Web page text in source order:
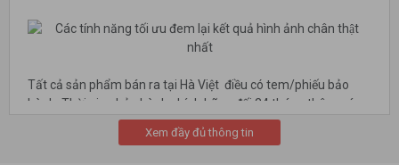
Tất cả sản phẩm bán ra tại Hà Việt điều có tem/phiếu bảo
hành. Thời gian bảo hành chính hãng đối 24 tháng thân máy,
12 tháng tương đương 1000h cho bóng đèn.
Xem đầy đủ thông tin